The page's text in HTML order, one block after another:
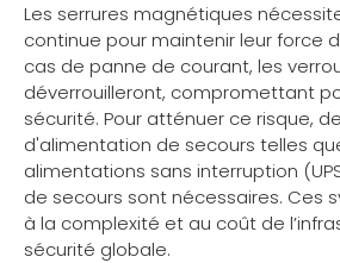
Les serrures magnétiques
continue pour maintenir leur force
cas de panne de courant, les
déverrouilleront, compromettant
sécurité. Pour atténuer ce risque,
d'alimentation de secours telles
alimentations sans interruption
de secours sont nécessaires. Ces
à la complexité et au coût de
sécurité globale.